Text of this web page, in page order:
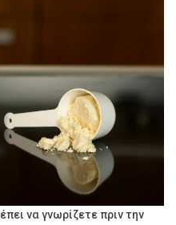
να γνωρίζετε πριν την